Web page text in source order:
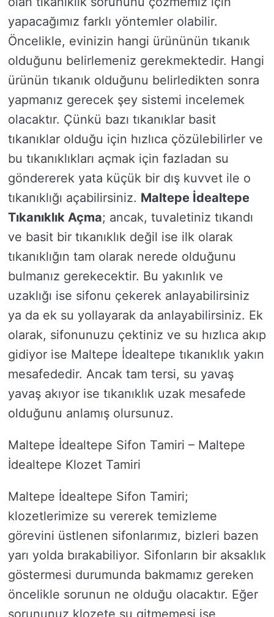
yapacağımız farklı yöntemler olabilir.
Öncelikle, evinizin hangi ürününün tıkanık
olduğunu belirlemeniz gerekmektedir. Hangi
ürünün tıkanık olduğunu belirledikten sonra
yapmanız gerecek şey sistemi incelemek
olacaktır. Çünkü bazı tıkanıklar basit
tıkanıklar olduğu için hızlıca çözülebilirler ve
bu tıkanıklıkları açmak için fazladan su
göndererek yata küçük bir dış kuvvet ile o
tıkanıklığı açabilirsiniz. Maltepe İdealtepe
Tıkanıklık Açma; ancak, tuvaletiniz tıkandı
ve basit bir tıkanıklık değil ise ilk olarak
tıkanıklığın tam olarak nerede olduğunu
bulmanız gerekecektir. Bu yakınlık ve
uzaklığı ise sifonu çekerek anlayabilirsiniz
ya da ek su yollayarak da anlayabilirsiniz. Ek
olarak, sifonunuzu çektiniz ve su hızlıca akıp
gidiyor ise Maltepe İdealtepe tıkanıklık yakın
mesafededir. Ancak tam tersi, su yavaş
yavaş akıyor ise tıkanıklık uzak mesafede
olduğunu anlamış olursunuz.
Maltepe İdealtepe Sifon Tamiri – Maltepe
İdealtepe Klozet Tamiri
Maltepe İdealtepe Sifon Tamiri;
klozetlerimize su vererek temizleme
görevini üstlenen sifonlarımız, bizleri bazen
yarı yolda bırakabiliyor. Sifonların bir aksaklık
göstermesi durumunda bakmamız gereken
öncelikle sorunun ne olduğu olacaktır. Eğer
sorununuz klozete su gitmemesi ise